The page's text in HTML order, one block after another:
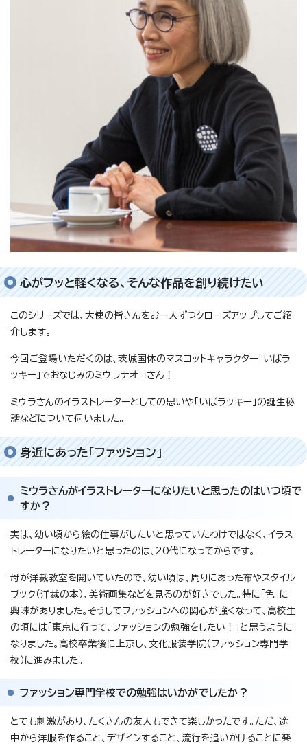
心がフッと軽くなる、そんな作品を創り続けたい
このシリーズでは、大使の皆さんをお一人ずつクローズアップしてご紹
介します。
今回ご登場いただくのは、茨城国体のマスコットキャラクター「いばラ
ッキー」でおなじみのミウラナオコさん！
ミウラさんのイラストレーターとしての思いや「いばラッキー」の誕生秘
話などについて伺いました。
身近にあった「ファッション」
ミウラさんがイラストレーターになりたいと思ったのはいつ頃で
すか？
実は、幼い頃から絵の仕事がしたいと思っていたわけではなく、イラス
トレーターになりたいと思ったのは、20代になってからです。
母が洋裁教室を開いていたので、幼い頃は、周りにあった布やスタイル
ブック（洋裁の本）、美術画集などを見るのが好きでした。特に「色」に
興味がありました。そうしてファッションへの関心が強くなって、高校生
の頃には「東京に行って、ファッションの勉強をしたい！」と思うように
なりました。高校卒業後に上京し、文化服装学院（ファッション専門学
校）に進みました。
ファッション専門学校での勉強はいかがでしたか？
とても刺激があり、たくさんの友人もできて楽しかったです。ただ、途
中から洋服を作ること、デザインすること、流行を追いかけることに楽